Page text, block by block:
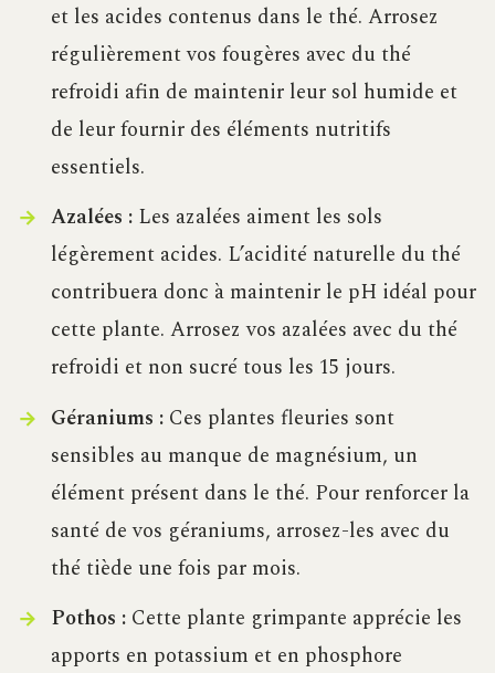
et les acides contenus dans le thé. Arrosez
régulièrement vos fougères avec du thé
refroidi afin de maintenir leur sol humide et
de leur fournir des éléments nutritifs
essentiels.
Azalées :Les azalées aiment les sols
légèrement acides. L’acidité naturelle du thé
contribuera donc à maintenir le pH idéal pour
cette plante. Arrosez vos azalées avec du thé
refroidi et non sucré tous les 15 jours.
Géraniums :Ces plantes fleuries sont
sensibles au manque de magnésium, un
élément présent dans le thé. Pour renforcer la
santé de vos géraniums, arrosez-les avec du
thé tiède une fois par mois.
Pothos :Cette plante grimpante apprécie les
apports en potassium et en phosphore